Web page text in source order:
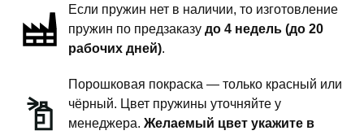
комфортЕсли пружин нет в наличии, то изготовление
пружин по предзаказу до 4 недель (до 20
рабочих дней).
Порошковая покраска — только красный или
чёрный. Цвет пружины уточняйте у
менеджера. Желаемый цвет укажите в